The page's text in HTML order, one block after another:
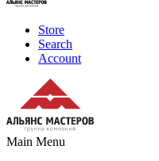
Store
Search
Account
Main Menu